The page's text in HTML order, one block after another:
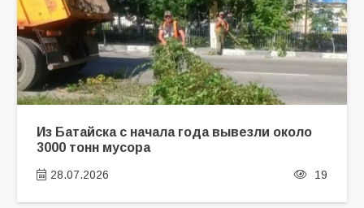
Из Батайска с начала года вывезли около
3000 тонн мусора
28.07.2026 19